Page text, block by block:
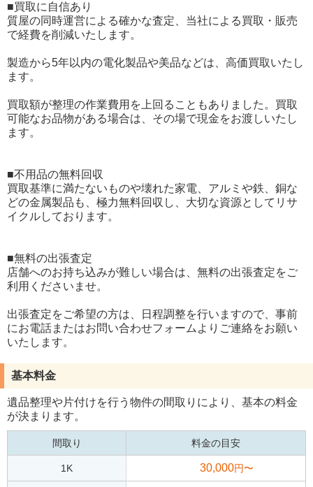
■買取に自信あり
質屋の同時運営による確かな査定、当社による買取・販売
で経費を削減いたします。
製造から5年以内の電化製品や美品などは、高価買取いたし
ます。
買取額が整理の作業費用を上回ることもありました。買取
可能なお品物がある場合は、その場で現金をお渡しいたし
ます。
■不用品の無料回収
買取基準に満たないものや壊れた家電、アルミや鉄、銅な
どの金属製品も、極力無料回収し、大切な資源としてリサ
イクルしております。
■無料の出張査定
店舗へのお持ち込みが難しい場合は、無料の出張査定をご
利用くださいませ。
出張査定をご希望の方は、日程調整を行いますので、事前
にお電話またはお問い合わせフォームよりご連絡をお願い
いたします。
基本料金
遺品整理や片付けを行う物件の間取りにより、基本の料金
が決まります。
間取り 料金の目安
1K 30,000円〜